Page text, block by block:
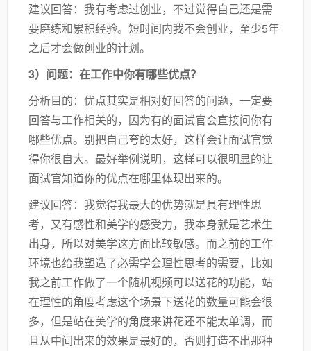
建议回答：我有考虑过创业，不过觉得自己还是需
要磨练和累积经验。短时间内我不会创业，至少5年
之后才会做创业的计划。
3）问题：在工作中你有哪些优点？
分析目的：优点其实是相对好回答的问题，一定要
回答与工作相关的，因为有的面试官会直接问你有
哪些优点。别把自己夸的太好，这样会让面试官觉
得你很自大。最好举例说明，这样可以很明显的让
面试官知道你的优点在哪里体现出来的。
建议回答：我觉得我最大的优势就是具有理性思
考，又有感性和美学的感受力，我本身就是艺术生
出身，所以对美学这方面比较敏感。而之前的工作
环境也给我塑造了必需学会理性思考的需要，比如
我之前工作做了一个随机视频可以送花的功能，站
在理性的角度考虑这个场景下送花的数量可能会很
多，但是站在美学的角度来讲花还不能太单调，而
且从中间出来的效果是最好的，否则打造不出那种